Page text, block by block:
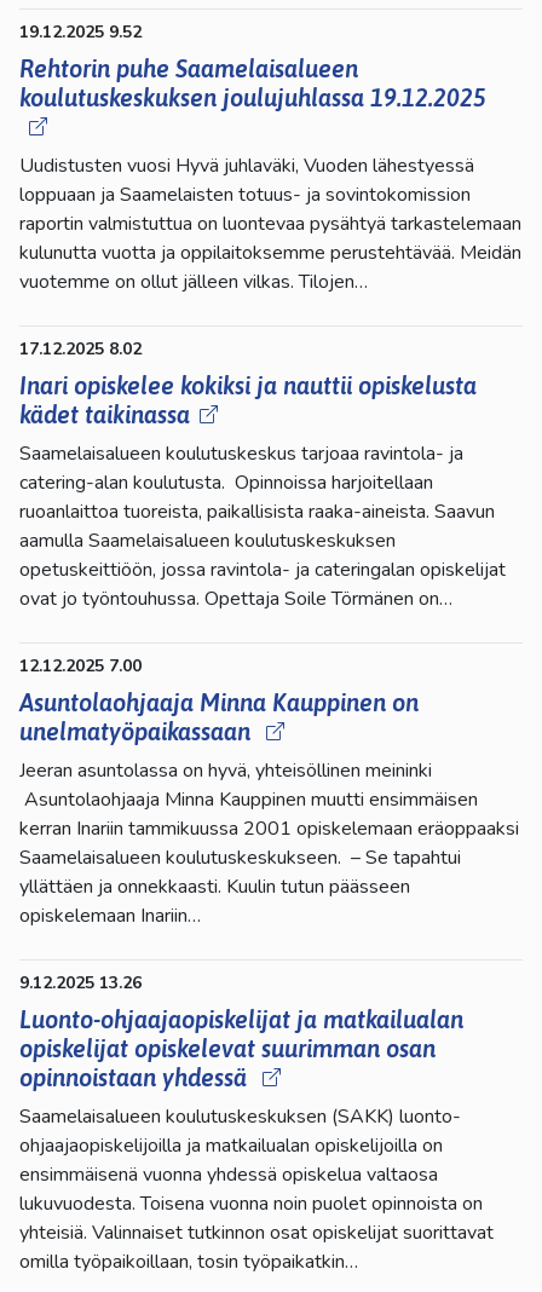
19.12.2025 9.52
Rehtorin puhe Saamelaisalueen
koulutuskeskuksen joulujuhlassa 19.12.2025
Uudistusten vuosi Hyvä juhlaväki, Vuoden lähestyessä
loppuaan ja Saamelaisten totuus- ja sovintokomission
raportin valmistuttua on luontevaa pysähtyä tarkastelemaan
kulunutta vuotta ja oppilaitoksemme perustehtävää. Meidän
vuotemme on ollut jälleen vilkas. Tilojen…
17.12.2025 8.02
Inari opiskelee kokiksi ja nauttii opiskelusta
kädet taikinassa
Saamelaisalueen koulutuskeskus tarjoaa ravintola- ja
catering-alan koulutusta. Opinnoissa harjoitellaan
ruoanlaittoa tuoreista, paikallisista raaka-aineista. Saavun
aamulla Saamelaisalueen koulutuskeskuksen
opetuskeittiöön, jossa ravintola- ja cateringalan opiskelijat
ovat jo työntouhussa. Opettaja Soile Törmänen on…
12.12.2025 7.00
Asuntolaohjaaja Minna Kauppinen on
unelmatyöpaikassaan
Jeeran asuntolassa on hyvä, yhteisöllinen meininki
Asuntolaohjaaja Minna Kauppinen muutti ensimmäisen
kerran Inariin tammikuussa 2001 opiskelemaan eräoppaaksi
Saamelaisalueen koulutuskeskukseen. – Se tapahtui
yllättäen ja onnekkaasti. Kuulin tutun päässeen
opiskelemaan Inariin…
9.12.2025 13.26
Luonto-ohjaajaopiskelijat ja matkailualan
opiskelijat opiskelevat suurimman osan
opinnoistaan yhdessä
Saamelaisalueen koulutuskeskuksen (SAKK) luonto-
ohjaajaopiskelijoilla ja matkailualan opiskelijoilla on
ensimmäisenä vuonna yhdessä opiskelua valtaosa
lukuvuodesta. Toisena vuonna noin puolet opinnoista on
yhteisiä. Valinnaiset tutkinnon osat opiskelijat suorittavat
omilla työpaikoillaan, tosin työpaikatkin…